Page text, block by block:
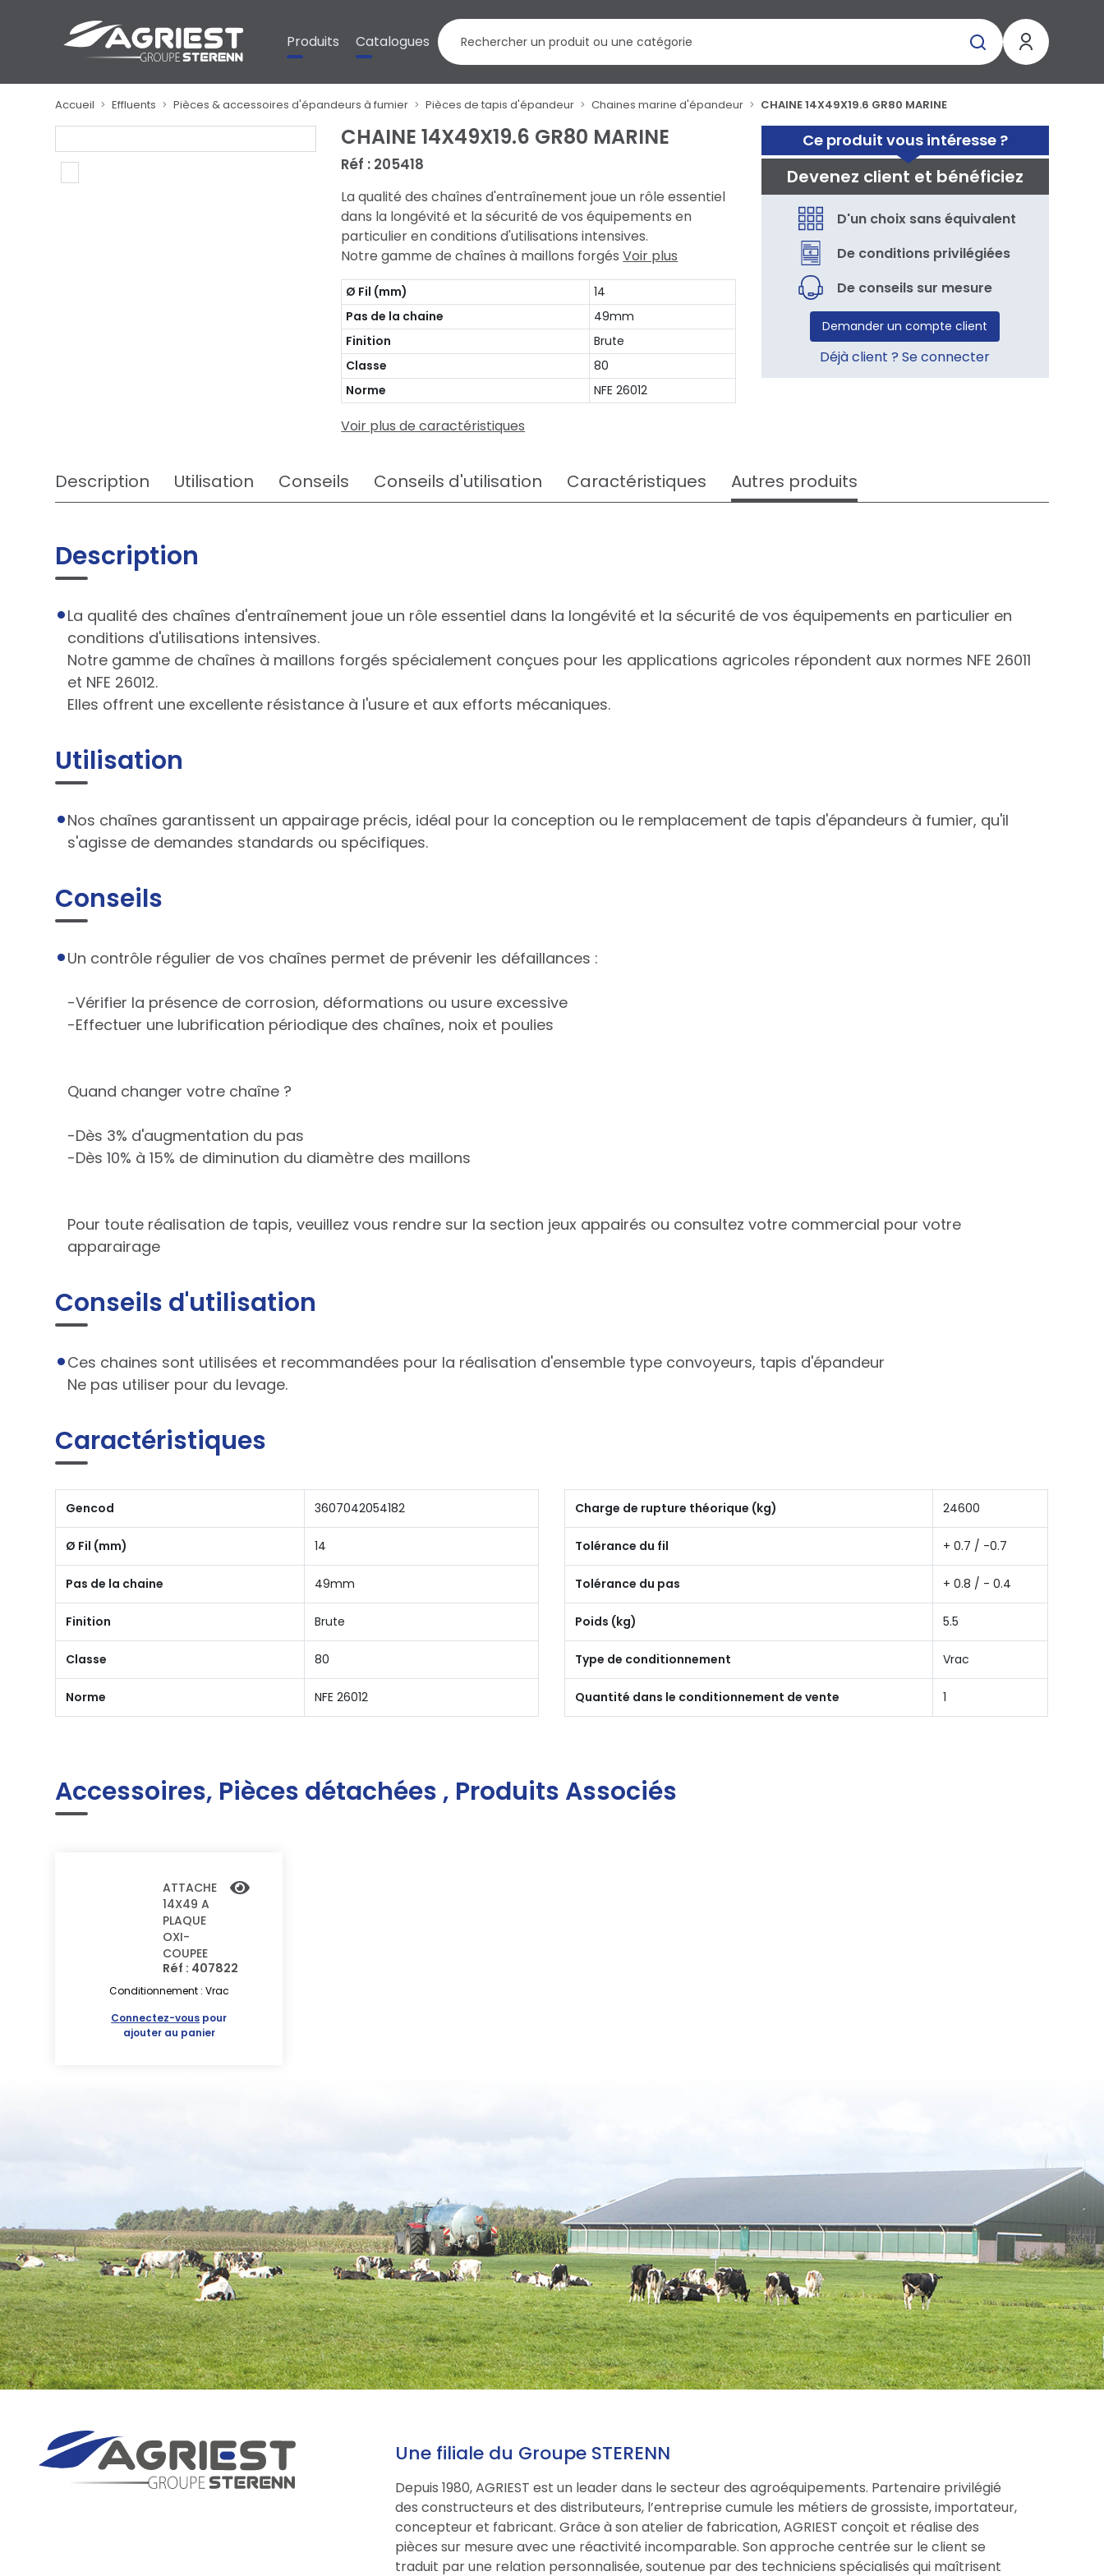
Produits Catalogues
Accueil Effluents Pièces & accessoires d'épandeurs à fumier Pièces de tapis d'épandeur Chaines marine d'épandeur CHAINE 14X49X19.6 GR80 MARINE
Ce produit vous intéresse ?
Devenez client et bénéficiez
D'un choix sans équivalent
De conditions privilégiées
De conseils sur mesure
Demander un compte client
Déjà client ? Se connecter
CHAINE 14X49X19.6 GR80 MARINE
Réf : 205418
La qualité des chaînes d'entraînement joue un rôle essentiel
dans la longévité et la sécurité de vos équipements en
particulier en conditions d'utilisations intensives.
Notre gamme de chaînes à maillons forgésVoir plus
Ø Fil (mm)
14
Pas de la chaine
49mm
Finition
Brute
Classe
80
Norme
NFE 26012
Voir plus de caractéristiques
Description Utilisation Conseils Conseils d'utilisation Caractéristiques Autres produits
Description
La qualité des chaînes d'entraînement joue un rôle essentiel dans la longévité et la sécurité de vos équipements en particulier en
conditions d'utilisations intensives.
Notre gamme de chaînes à maillons forgés spécialement conçues pour les applications agricoles répondent aux normes NFE 26011
et NFE 26012.
Elles offrent une excellente résistance à l'usure et aux efforts mécaniques.
Utilisation
Nos chaînes garantissent un appairage précis, idéal pour la conception ou le remplacement de tapis d'épandeurs à fumier, qu'il
s'agisse de demandes standards ou spécifiques.
Conseils
Un contrôle régulier de vos chaînes permet de prévenir les défaillances :
-Vérifier la présence de corrosion, déformations ou usure excessive
-Effectuer une lubrification périodique des chaînes, noix et poulies
Quand changer votre chaîne ?
-Dès 3% d'augmentation du pas
-Dès 10% à 15% de diminution du diamètre des maillons
Pour toute réalisation de tapis, veuillez vous rendre sur la section jeux appairés ou consultez votre commercial pour votre
apparairage
Conseils d'utilisation
Ces chaines sont utilisées et recommandées pour la réalisation d'ensemble type convoyeurs, tapis d'épandeur
Ne pas utiliser pour du levage.
Caractéristiques
Gencod 3607042054182
Ø Fil (mm) 14
Pas de la chaine 49mm
Finition Brute
Classe 80
Norme NFE 26012
Charge de rupture théorique (kg) 24600
Tolérance du fil + 0.7 / -0.7
Tolérance du pas + 0.8 / - 0.4
Poids (kg) 5.5
Type de conditionnement Vrac
Quantité dans le conditionnement de vente 1
Accessoires, Pièces détachées , Produits Associés
ATTACHE
14X49 A
PLAQUE
OXI-
COUPEE
Réf : 407822
Conditionnement : Vrac
Connectez-vous pour
ajouter au panier
Une filiale du Groupe STERENN
Depuis 1980, AGRIEST est un leader dans le secteur des agroéquipements. Partenaire privilégié
des constructeurs et des distributeurs, l’entreprise cumule les métiers de grossiste, importateur,
concepteur et fabricant. Grâce à son atelier de fabrication, AGRIEST conçoit et réalise des
pièces sur mesure avec une réactivité incomparable. Son approche centrée sur le client se
traduit par une relation personnalisée, soutenue par des techniciens spécialisés qui maîtrisent